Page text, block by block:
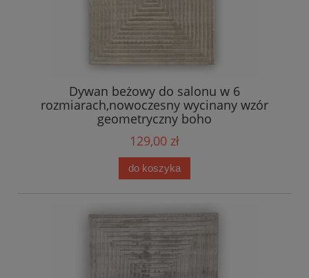
Dywan beżowy do salonu w 6
rozmiarach,nowoczesny wycinany wzór
geometryczny boho
129,00 zł
do koszyka